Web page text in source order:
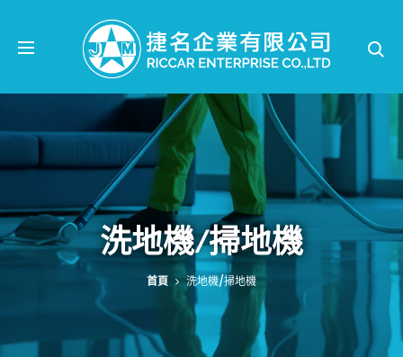
洗地機/掃地機
首頁 洗地機/掃地機